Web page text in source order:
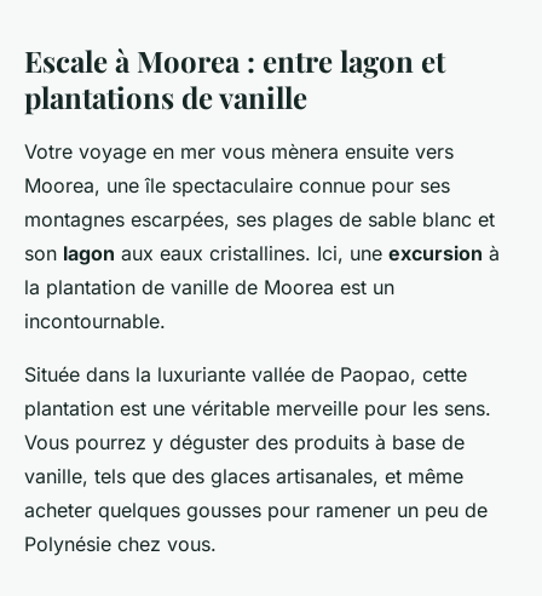
Escale à Moorea : entre lagon et
plantations de vanille
Votre voyage en mer vous mènera ensuite vers
Moorea, une île spectaculaire connue pour ses
montagnes escarpées, ses plages de sable blanc et
son lagon aux eaux cristallines. Ici, une excursion à
la plantation de vanille de Moorea est un
incontournable.
Située dans la luxuriante vallée de Paopao, cette
plantation est une véritable merveille pour les sens.
Vous pourrez y déguster des produits à base de
vanille, tels que des glaces artisanales, et même
acheter quelques gousses pour ramener un peu de
Polynésie chez vous.